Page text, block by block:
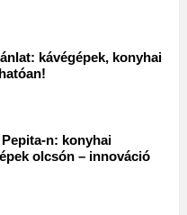
kávégépek, konyhai
n: konyhai
olcsón – innováció